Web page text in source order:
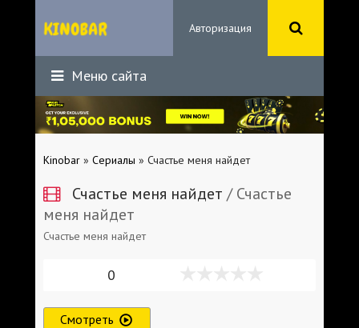
Авторизация
Меню сайта
Kinobar » Сериалы » Счастье меня найдет
Счастье меня найдет / Счастье
меня найдет
Счастье меня найдет
0
Смотреть